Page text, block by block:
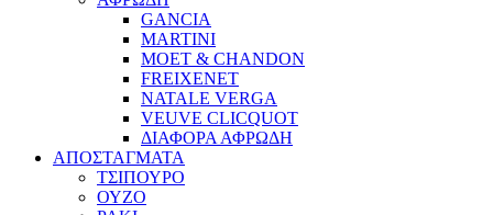
GANCIA
MARTINI
MOET & CHANDON
FREIXENET
NATALE VERGA
VEUVE CLICQUOT
ΔΙΑΦΟΡΑ ΑΦΡΩΔΗ
ΑΠΟΣΤΑΓΜΑΤΑ
ΤΣΙΠΟΥΡΟ
ΟΥΖΟ